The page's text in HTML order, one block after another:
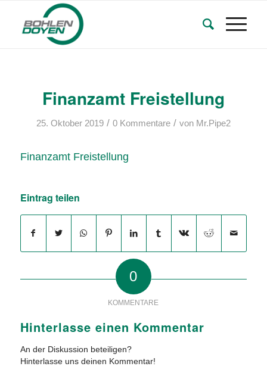
Finanzamt Freistellung
25. Oktober 2019 / 0 Kommentare / von Mr.Pipe2
Finanzamt Freistellung
Eintrag teilen
0
KOMMENTARE
Hinterlasse einen Kommentar
An der Diskussion beteiligen?
Hinterlasse uns deinen Kommentar!